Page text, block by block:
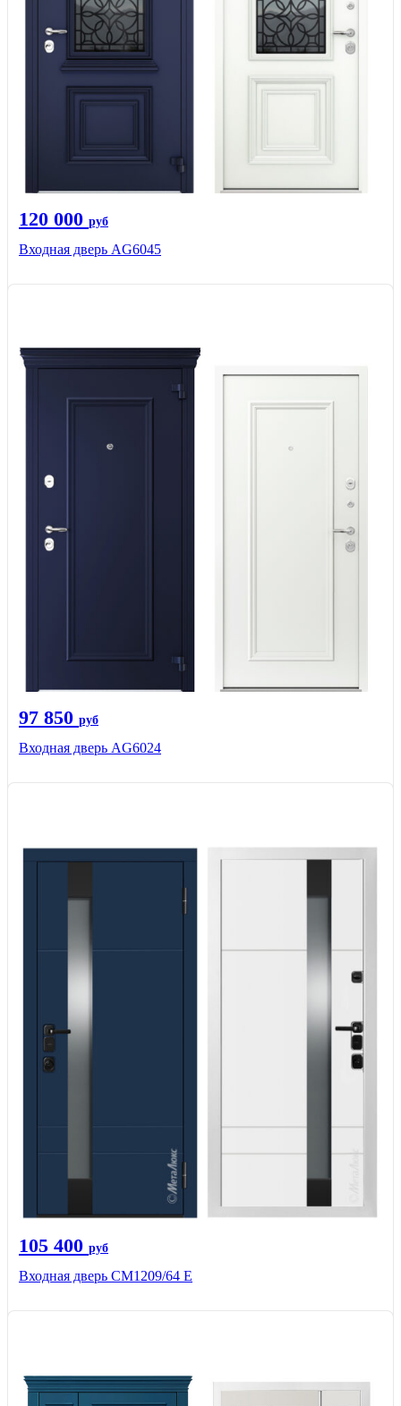
120 000 руб
Входная дверь AG6045
97 850 руб
Входная дверь AG6024
105 400 руб
Входная дверь CМ1209/64 Е